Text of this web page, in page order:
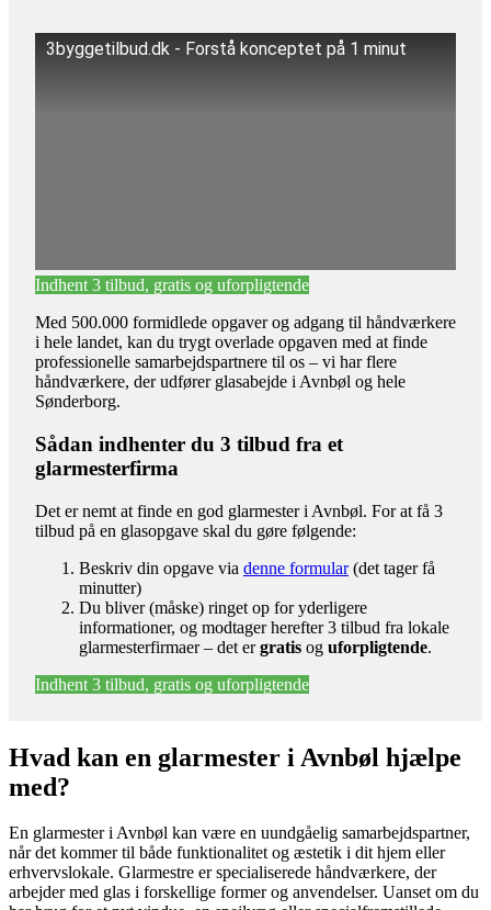
3byggetilbud.dk - Forstå konceptet på 1 minut
Indhent 3 tilbud, gratis og uforpligtende
Med 500.000 formidlede opgaver og adgang til håndværkere
i hele landet, kan du trygt overlade opgaven med at finde
professionelle samarbejdspartnere til os – vi har flere
håndværkere, der udfører glasabejde i Avnbøl og hele
Sønderborg.
Sådan indhenter du 3 tilbud fra et
glarmesterfirma
Det er nemt at finde en god glarmester i Avnbøl. For at få 3
tilbud på en glasopgave skal du gøre følgende:
Beskriv din opgave via denne formular(det tager få
minutter)
Du bliver (måske) ringet op for yderligere
informationer, og modtager herefter 3 tilbud fra lokale
glarmesterfirmaer – det ergratis og uforpligtende.
Indhent 3 tilbud, gratis og uforpligtende
Hvad kan en glarmester i Avnbøl hjælpe
med?
En glarmester i Avnbøl kan være en uundgåelig samarbejdspartner,
når det kommer til både funktionalitet og æstetik i dit hjem eller
erhvervslokale. Glarmestre er specialiserede håndværkere, der
arbejder med glas i forskellige former og anvendelser. Uanset om du